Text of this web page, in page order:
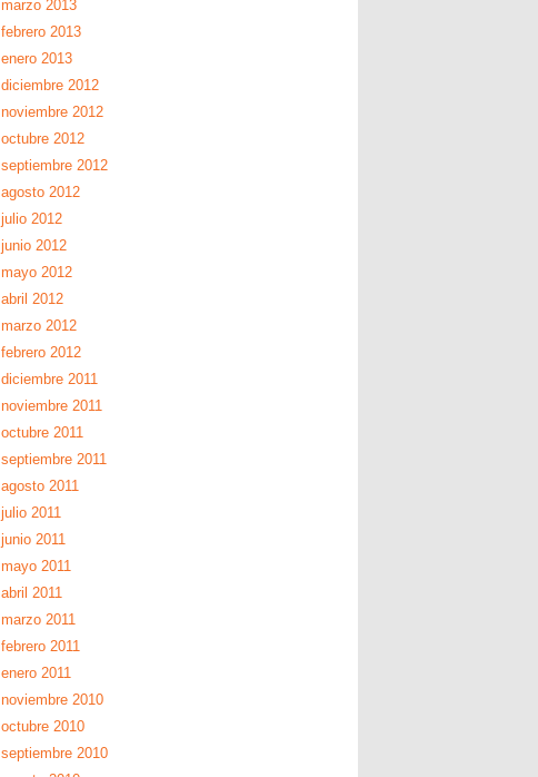
marzo 2013
febrero 2013
enero 2013
diciembre 2012
noviembre 2012
octubre 2012
septiembre 2012
agosto 2012
julio 2012
junio 2012
mayo 2012
abril 2012
marzo 2012
febrero 2012
diciembre 2011
noviembre 2011
octubre 2011
septiembre 2011
agosto 2011
julio 2011
junio 2011
mayo 2011
abril 2011
marzo 2011
febrero 2011
enero 2011
noviembre 2010
octubre 2010
septiembre 2010